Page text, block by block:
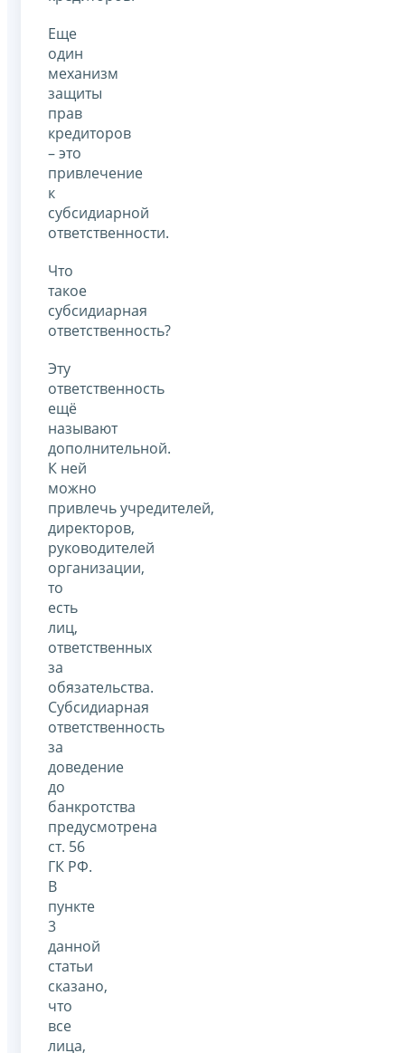
Еще
один
механизм
защиты
прав
кредиторов
– это
привлечение
к
субсидиарной
ответственности.
Что
такое
субсидиарная
ответственность?
Эту
ответственность
ещё
называют
дополнительной.
К ней
можно
привлечь учредителей,
директоров,
руководителей
организации,
то
есть
лиц,
ответственных
за
обязательства.
Субсидиарная
ответственность
за
доведение
до
банкротства
предусмотрена
ст. 56
ГК РФ.
В
пункте
3
данной
статьи
сказано,
что
все
лица,